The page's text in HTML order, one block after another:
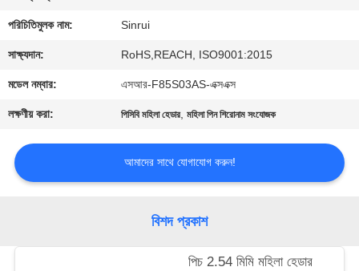
যোগাযোগ
করুন
উদ্ধৃতির
আবেদন
ম্যাপ
পরিচিতিমুলক নাম: Sinrui
সাক্ষ্যদান: RoHS,REACH, ISO9001:2015
মডেল নম্বার: এসআর-F85S03AS-এক্সএক্স
লক্ষণীয় করা: পিসিবি মহিলা হেডার,মহিলা পিন শিরোনাম সংযোজক
আমাদের সাথে যোগাযোগ করুন!
বিশদ প্রকাশ
পিচ 2.54 মিমি মহিলা হেডার